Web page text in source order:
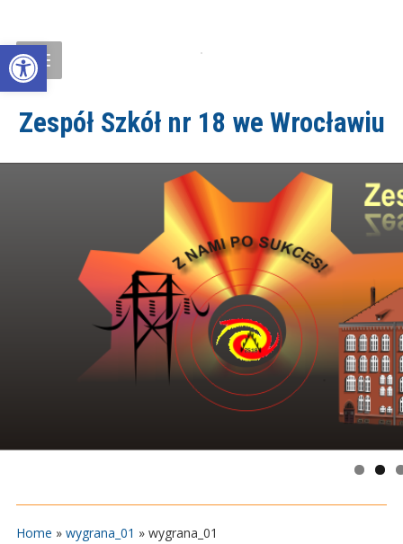
Open toolbar
Zespół Szkół nr 18 we Wrocławiu
Home » wygrana_01 » wygrana_01